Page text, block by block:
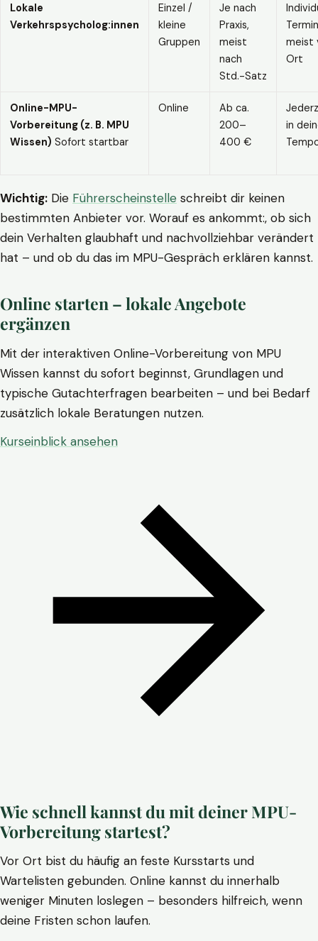
Lokale
Verkehrspsycholog:innen
Einzel /
kleine
Gruppen
Je nach
Praxis,
meist
nach
Std.-Satz
meist
Ort
Online-MPU-
Vorbereitung (z. B. MPU
Wissen) Sofort startbar
Online
Ab ca.
200–
400 €
in
Wichtig: Die Führerscheinstelle schreibt dir keinen
bestimmten Anbieter vor. Worauf es ankommt:, ob sich
dein Verhalten glaubhaft und nachvollziehbar verändert
hat – und ob du das im MPU-Gespräch erklären kannst.
Online starten – lokale Angebote
ergänzen
Mit der interaktiven Online-Vorbereitung von MPU
Wissen kannst du sofort beginnst, Grundlagen und
typische Gutachterfragen bearbeiten – und bei Bedarf
zusätzlich lokale Beratungen nutzen.
Kurseinblick ansehen
Wie schnell kannst du mit deiner MPU-
Vorbereitung startest?
Vor Ort bist du häufig an feste Kursstarts und
Wartelisten gebunden. Online kannst du innerhalb
weniger Minuten loslegen – besonders hilfreich, wenn
deine Fristen schon laufen.